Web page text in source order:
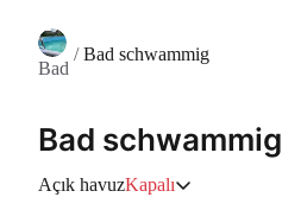
Bad
/Bad schwammig
Bad schwammig
Açık havuzKapalı